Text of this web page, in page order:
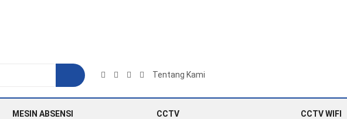
Tentang Kami
MESIN ABSENSI CCTV CCTV WIFI